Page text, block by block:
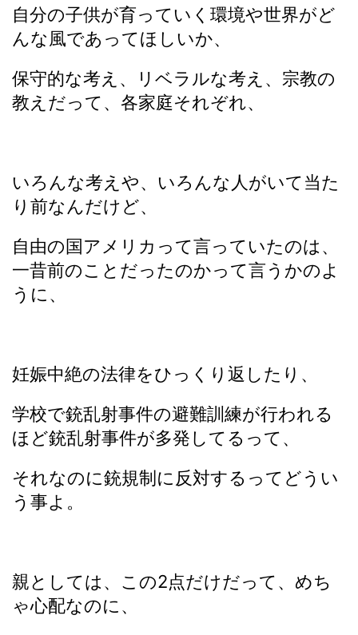
自分の子供が育っていく環境や世界がど
んな風であってほしいか、
保守的な考え、リベラルな考え、宗教の
教えだって、各家庭それぞれ、
いろんな考えや、いろんな人がいて当た
り前なんだけど、
自由の国アメリカって言っていたのは、
一昔前のことだったのかって言うかのよ
うに、
妊娠中絶の法律をひっくり返したり、
学校で銃乱射事件の避難訓練が行われる
ほど銃乱射事件が多発してるって、
それなのに銃規制に反対するってどうい
う事よ。
親としては、この2点だけだって、めち
ゃ心配なのに、